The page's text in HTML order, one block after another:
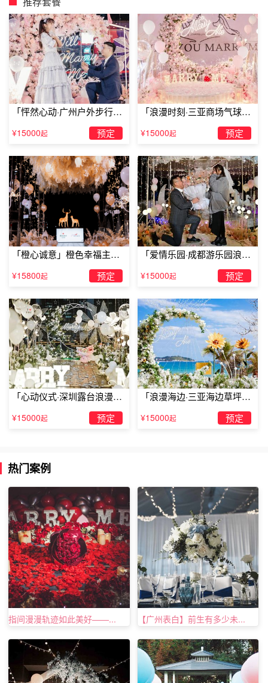
杭州浪漫假期温泉酒店千岛湖麒麟半岛度假别墅
千岛湖麒麟半岛度假别墅位于杭州市淳安县阳光路，独享三
面环绕的盈盈碧水，半岛与千岛湖中心湖区月光岛滆湖相
望。酒店拥有128间豪华舒适、完全融入自然风光的绿色客
房，分别有湖景、景观和园景房可选，房内均提供洗漱用
品、无线wifi等。这里还拥有大小会议室共11个，可满足各
类型会议及宴会需要；夏威夷西餐厅与凝香苑中餐厅，让你
体验美味之余更可尽享千岛湖秀美风情。同时，酒店更有完
备高档的休闲娱乐设施兼有800平方米室外临湖游泳池、室
内游泳池、价值千万的豪华游艇等个性化尊容配套，给你的
旅程增添更多愉悦。
酒店位于西溪湿地访溪路洪园景区内，近五常大道，出游便
利。
酒店距离西溪国家湿地公园4公里左右，驾车10分钟就可以
到达，观景游玩十分的便利。
酒店共7栋房舍，集会议，餐饮和住宿为一体，每栋建筑是
江南水乡又兼具现代简约的风格。
贴士
酒店设有停车场，方便自驾的蜂蜂在这里停车。
酒店设有健身室和茶室，锻炼和休闲都必不可少。
酒店设有24小时前台，有需要可以随时联系工作人员。
关于杭州浪漫假期温泉酒店的内容TellLove杭州浪漫策划就
为大家分享到这里，希望能给即将要在杭州选择杭州浪漫假
「怦然心动·广州户外步行街
求婚」
¥15000起 预定
「浪漫时刻·三亚商场气球雨
惊喜求婚」
¥15000起 预定
「橙心诚意」橙色幸福主题
¥15800起 预定
「爱情乐园·成都游乐园浪漫
¥15000起 预定
「心动仪式·深圳露台浪漫求
婚」
¥15000起 预定
「浪漫海边·三亚海边草坪浪
漫求婚」
¥15000起 预定
热门案例
指间漫漫轨迹如此美好——... 【广州表白】前生有多少未...